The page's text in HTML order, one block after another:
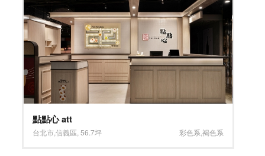
點點心 att
台北市,信義區 ,56.7坪 彩色系 褐色系